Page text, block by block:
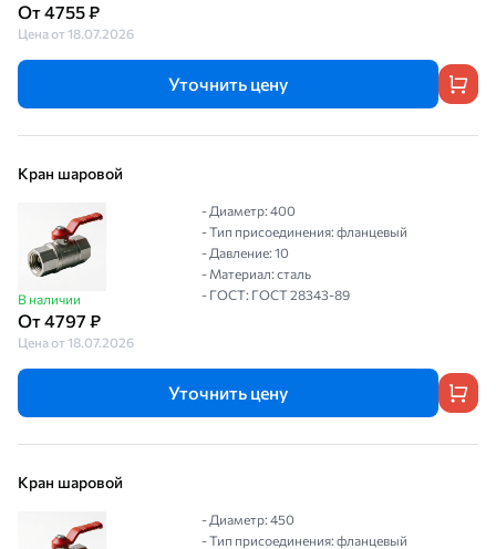
От 4755 ₽
Цена от 18.07.2026
Уточнить цену
Кран шаровой
В наличии
От 4797 ₽
Цена от 18.07.2026
- Диаметр: 400
- Тип присоединения: фланцевый
- Давление: 10
- Материал: сталь
- ГОСТ: ГОСТ 28343-89
Уточнить цену
Кран шаровой
- Диаметр: 450
- Тип присоединения: фланцевый